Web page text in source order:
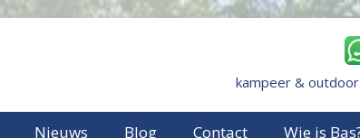
kampeer &
Nieuws Blog Contact Wie is